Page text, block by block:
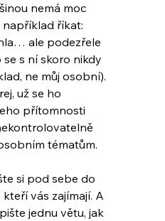
nemá moc
například říkat:
ale podezřele
s ní skoro nikdy
ne můj osobní).
už se ho
přítomnosti
tématům.
si pod sebe do
vás zajímají. A
jednu větu, jak